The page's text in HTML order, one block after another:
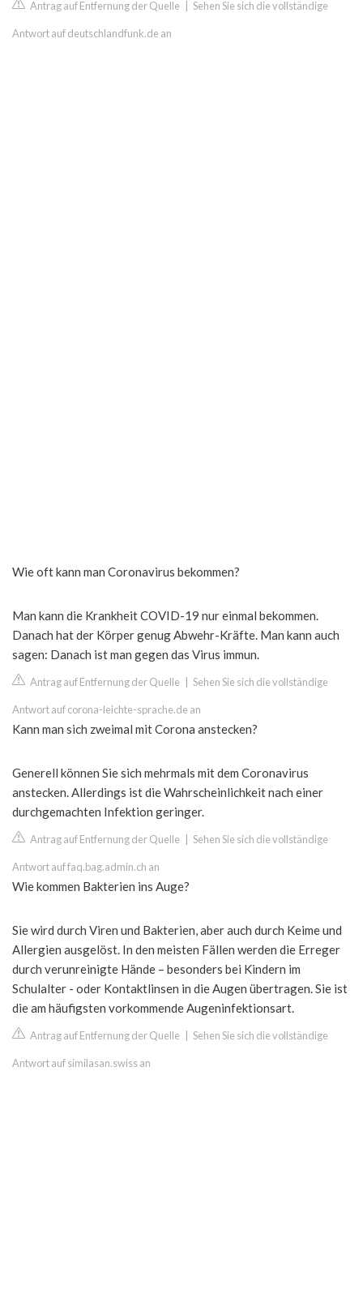
Antrag auf Entfernung der Quelle Sehen Sie sich die vollständige
Antwort auf deutschlandfunk.de an
Wie oft kann man Coronavirus bekommen?
Man kann die Krankheit COVID-19 nur einmal bekommen.
Danach hat der Körper genug Abwehr-Kräfte. Man kann auch
sagen: Danach ist man gegen das Virus immun.
Antrag auf Entfernung der Quelle Sehen Sie sich die vollständige
Antwort auf corona-leichte-sprache.de an
Kann man sich zweimal mit Corona anstecken?
Generell können Sie sich mehrmals mit dem Coronavirus
anstecken. Allerdings ist die Wahrscheinlichkeit nach einer
durchgemachten Infektion geringer.
Antrag auf Entfernung der Quelle Sehen Sie sich die vollständige
Antwort auf faq.bag.admin.ch an
Wie kommen Bakterien ins Auge?
Sie wird durch Viren und Bakterien, aber auch durch Keime und
Allergien ausgelöst. In den meisten Fällen werden die Erreger
durch verunreinigte Hände – besonders bei Kindern im
Schulalter - oder Kontaktlinsen in die Augen übertragen. Sie ist
die am häufigsten vorkommende Augeninfektionsart.
Antrag auf Entfernung der Quelle Sehen Sie sich die vollständige
Antwort auf similasan.swiss an